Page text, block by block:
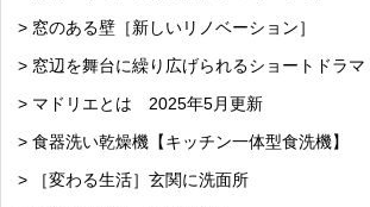
> 窓のある壁［新しいリノベーション］
> 窓辺を舞台に繰り広げられるショートドラマ
> マドリエとは 2025年5月更新
> 食器洗い乾燥機【キッチン一体型食洗機】
> ［変わる生活］玄関に洗面所